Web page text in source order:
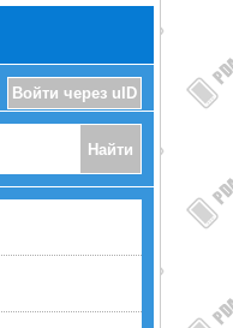
Войти через uID